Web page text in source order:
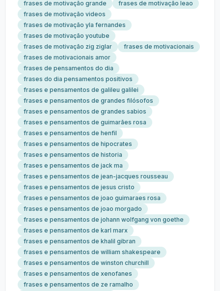
frases de motivação grande
frases de motivação leao
frases de motivação videos
frases de motivação yla fernandes
frases de motivação youtube
frases de motivação zig ziglar
frases de motivacionais
frases de motivacionais amor
frases de pensamentos do dia
frases do dia pensamentos positivos
frases e pensamentos de galileu galilei
frases e pensamentos de grandes filósofos
frases e pensamentos de grandes sabios
frases e pensamentos de guimarães rosa
frases e pensamentos de henfil
frases e pensamentos de hipocrates
frases e pensamentos de historia
frases e pensamentos de jack ma
frases e pensamentos de jean-jacques rousseau
frases e pensamentos de jesus cristo
frases e pensamentos de joao guimaraes rosa
frases e pensamentos de joao morgado
frases e pensamentos de johann wolfgang von goethe
frases e pensamentos de karl marx
frases e pensamentos de khalil gibran
frases e pensamentos de william shakespeare
frases e pensamentos de winston churchill
frases e pensamentos de xenofanes
frases e pensamentos de ze ramalho